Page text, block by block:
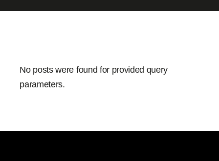
No posts were found for provided query
parameters.